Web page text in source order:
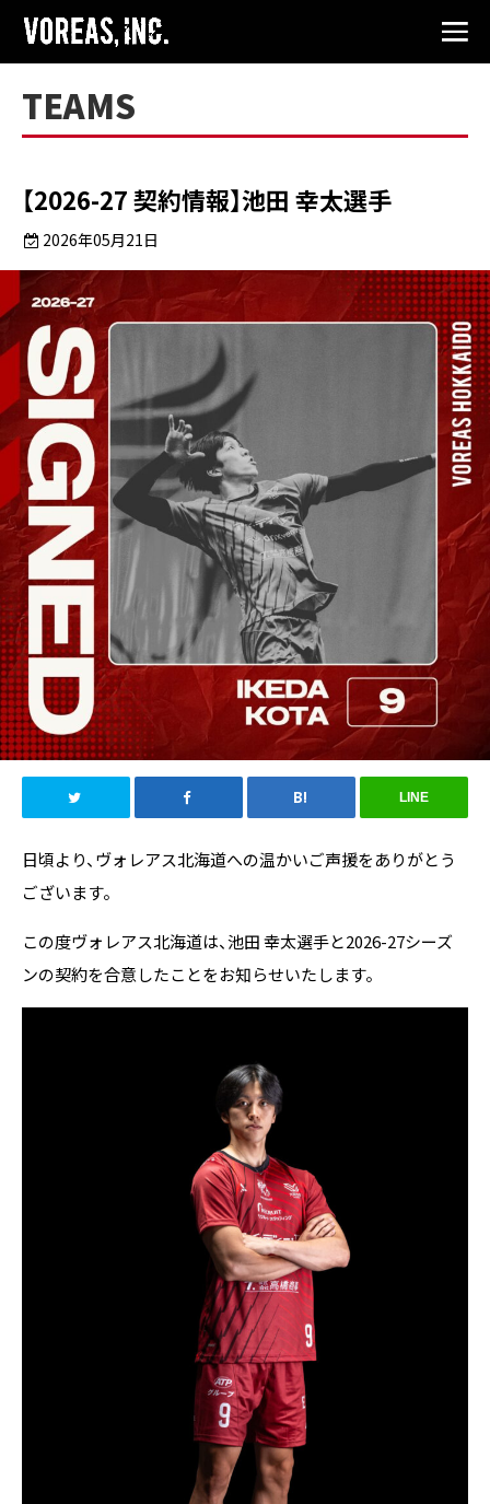
TEAMS
【2026-27 契約情報】池田 幸太選手
2026年05月21日
LINE
日頃より、ヴォレアス北海道への温かいご声援をありがとう
ございます。
この度ヴォレアス北海道は、池田 幸太選手と2026-27シーズ
ンの契約を合意したことをお知らせいたします。